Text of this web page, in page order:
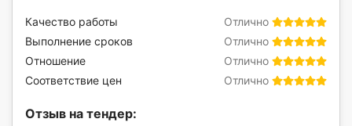
Отлично
Качество работы
Отлично
Выполнение сроков
Отлично
Отношение
Отлично
Соответствие цен
Отзыв на тендер: